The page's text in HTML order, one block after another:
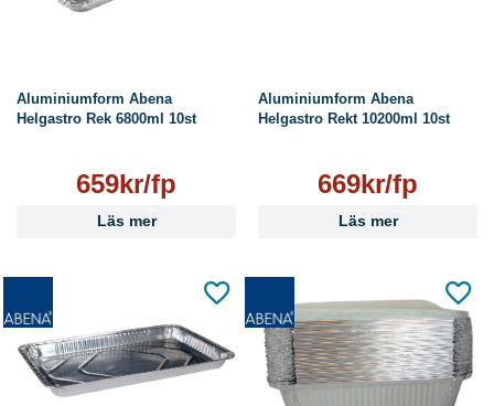
Aluminiumform Abena
Helgastro Rek 6800ml 10st
659kr/fp
Läs mer
Aluminiumform Abena
Helgastro Rekt 10200ml 10st
669kr/fp
Läs mer